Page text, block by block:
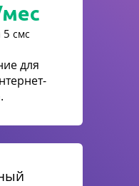
5 смс
для